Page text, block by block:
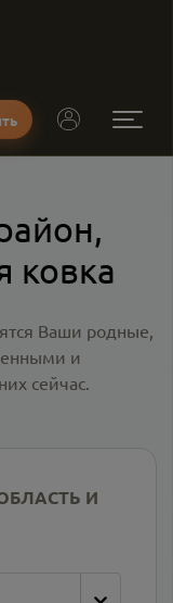
ковка
Ваши родные,
и
сейчас.
И